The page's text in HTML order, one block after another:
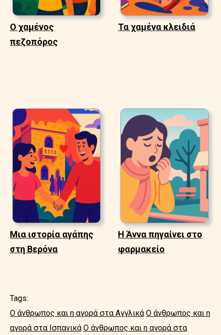
Ο χαμένος
πεζοπόρος
Τα χαμένα κλειδιά
Μια ιστορία αγάπης
στη Βερόνα
Η Άννα πηγαίνει στο
φαρμακείο
Tags:
Ο άνθρωπος και η αγορά στα Αγγλικά Ο άνθρωπος και η
αγορά στα Ισπανικά Ο άνθρωπος και η αγορά στα